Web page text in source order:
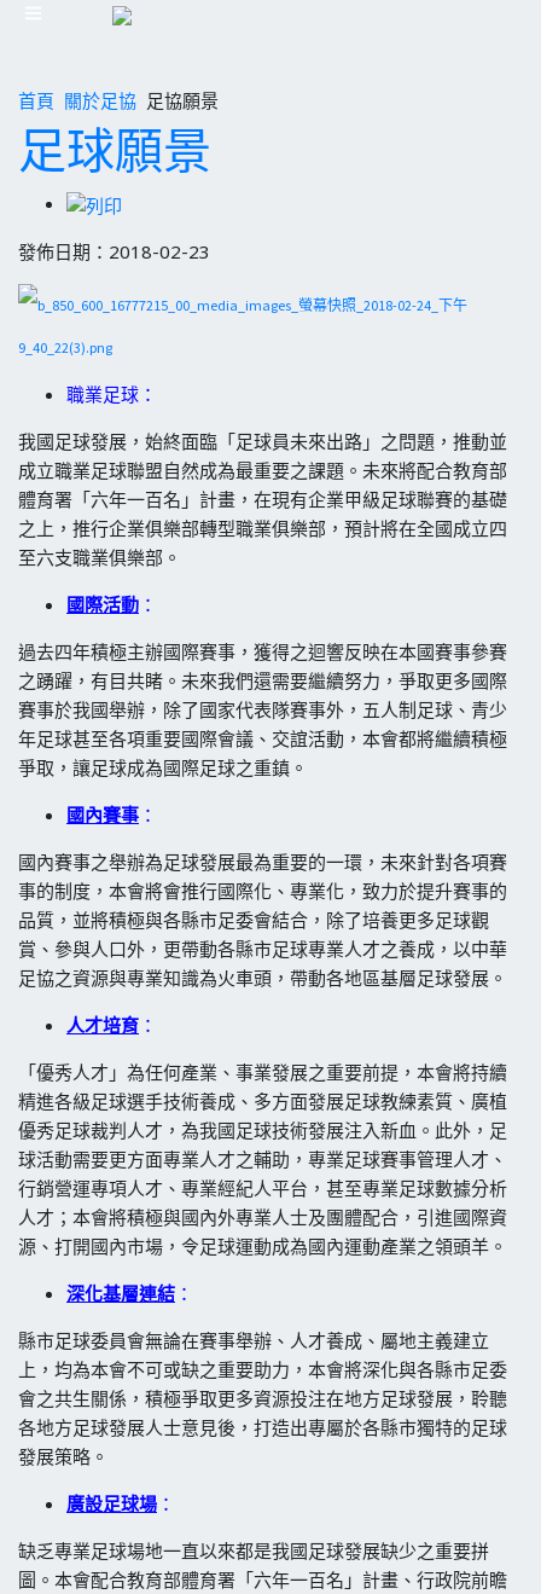
首頁 關於足協 足協願景
足球願景
發佈日期：2018-02-23
職業足球：
我國足球發展，始終面臨「足球員未來出路」之問題，推動並
成立職業足球聯盟自然成為最重要之課題。未來將配合教育部
體育署「六年一百名」計畫，在現有企業甲級足球聯賽的基礎
之上，推行企業俱樂部轉型職業俱樂部，預計將在全國成立四
至六支職業俱樂部。
國際活動 ：
過去四年積極主辦國際賽事，獲得之迴響反映在本國賽事參賽
之踴躍，有目共睹。未來我們還需要繼續努力，爭取更多國際
賽事於我國舉辦，除了國家代表隊賽事外，五人制足球、青少
年足球甚至各項重要國際會議、交誼活動，本會都將繼續積極
爭取，讓足球成為國際足球之重鎮。
國內賽事 ：
國內賽事之舉辦為足球發展最為重要的一環，未來針對各項賽
事的制度，本會將會推行國際化、專業化，致力於提升賽事的
品質，並將積極與各縣市足委會結合，除了培養更多足球觀
賞、參與人口外，更帶動各縣市足球專業人才之養成，以中華
足協之資源與專業知識為火車頭，帶動各地區基層足球發展。
人才培育 ：
「優秀人才」為任何產業、事業發展之重要前提，本會將持續
精進各級足球選手技術養成、多方面發展足球教練素質、廣植
優秀足球裁判人才，為我國足球技術發展注入新血。此外，足
球活動需要更方面專業人才之輔助，專業足球賽事管理人才、
行銷營運專項人才、專業經紀人平台，甚至專業足球數據分析
人才；本會將積極與國內外專業人士及團體配合，引進國際資
源、打開國內市場，令足球運動成為國內運動產業之領頭羊。
深化基層連結 ：
縣市足球委員會無論在賽事舉辦、人才養成、屬地主義建立
上，均為本會不可或缺之重要助力，本會將深化與各縣市足委
會之共生關係，積極爭取更多資源投注在地方足球發展，聆聽
各地方足球發展人士意見後，打造出專屬於各縣市獨特的足球
發展策略。
廣設足球場 ：
缺乏專業足球場地一直以來都是我國足球發展缺少之重要拼
圖。本會配合教育部體育署「六年一百名」計畫、行政院前瞻